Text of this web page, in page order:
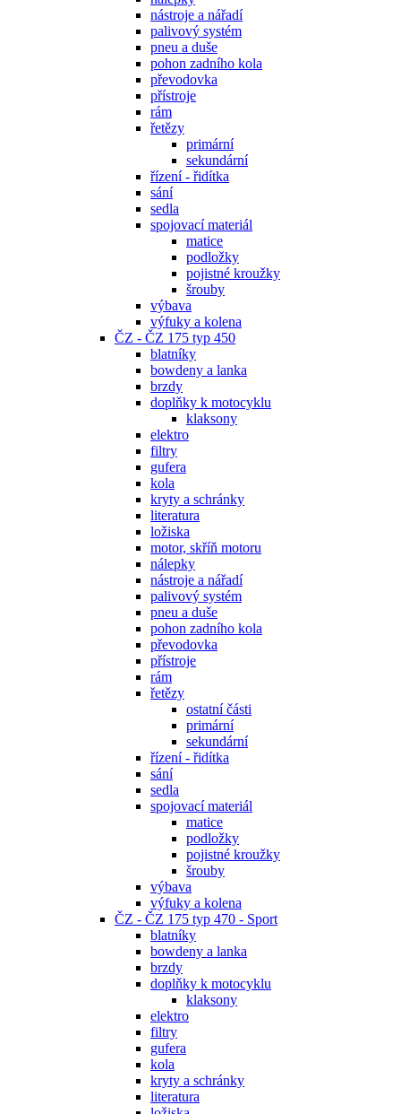
nástroje a nářadí
palivový systém
pneu a duše
pohon zadního kola
převodovka
přístroje
rám
řetězy
primární
sekundární
řízení - řidítka
sání
sedla
spojovací materiál
matice
podložky
pojistné kroužky
šrouby
výbava
výfuky a kolena
ČZ - ČZ 175 typ 450
blatníky
bowdeny a lanka
brzdy
doplňky k motocyklu
klaksony
elektro
filtry
gufera
kola
kryty a schránky
literatura
ložiska
motor, skříň motoru
nálepky
nástroje a nářadí
palivový systém
pneu a duše
pohon zadního kola
převodovka
přístroje
rám
řetězy
ostatní části
primární
sekundární
řízení - řidítka
sání
sedla
spojovací materiál
matice
podložky
pojistné kroužky
šrouby
výbava
výfuky a kolena
ČZ - ČZ 175 typ 470 - Sport
blatníky
bowdeny a lanka
brzdy
doplňky k motocyklu
klaksony
elektro
filtry
gufera
kola
kryty a schránky
literatura